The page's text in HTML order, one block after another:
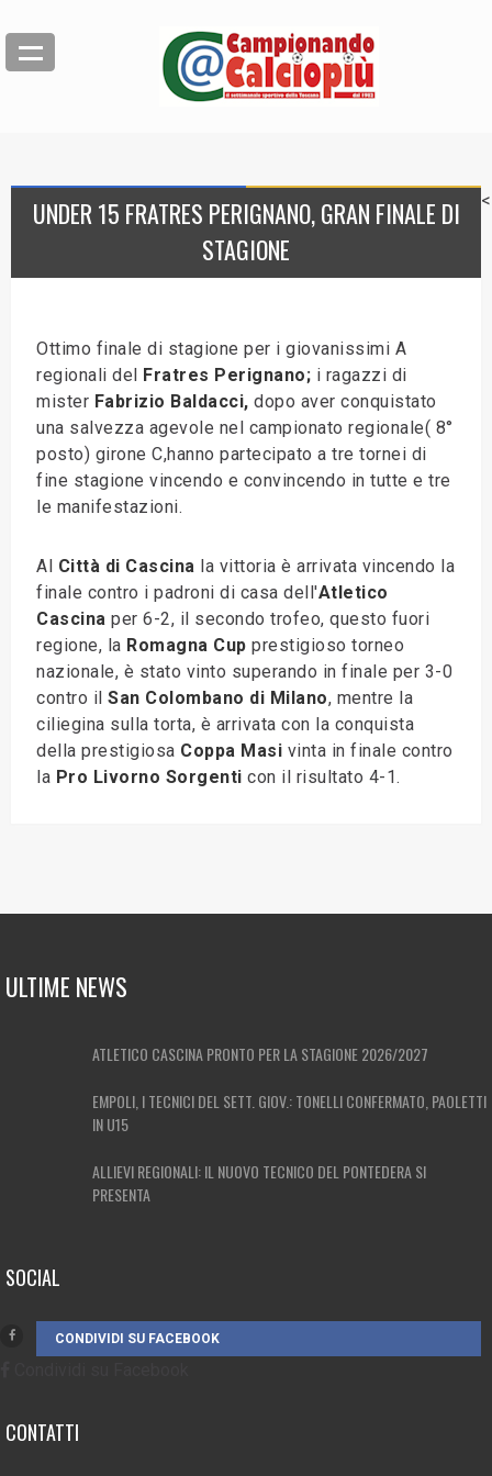
UNDER 15 FRATRES PERIGNANO, GRAN FINALE DI
STAGIONE
Ottimo finale di stagione per i giovanissimi A
regionali del Fratres Perignano; i ragazzi di
mister Fabrizio Baldacci, dopo aver conquistato
una salvezza agevole nel campionato regionale( 8°
posto) girone C,hanno partecipato a tre tornei di
fine stagione vincendo e convincendo in tutte e tre
le manifestazioni.
Al Città di Cascina la vittoria è arrivata vincendo la
finale contro i padroni di casa dell'Atletico
Cascina per 6-2, il secondo trofeo, questo fuori
regione, la Romagna Cup prestigioso torneo
nazionale, è stato vinto superando in finale per 3-0
contro il San Colombano di Milano, mentre la
ciliegina sulla torta, è arrivata con la conquista
della prestigiosa Coppa Masi vinta in finale contro
la Pro Livorno Sorgenti con il risultato 4-1.
<
ULTIME NEWS
ATLETICO CASCINA PRONTO PER LA STAGIONE 2026/2027
EMPOLI, I TECNICI DEL SETT. GIOV.: TONELLI CONFERMATO, PAOLETTI
IN U15
ALLIEVI REGIONALI: IL NUOVO TECNICO DEL PONTEDERA SI
PRESENTA
SOCIAL
CONDIVIDI SU FACEBOOK
CONTATTI